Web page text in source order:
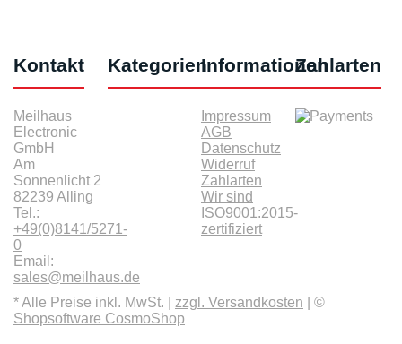
Kontakt
Meilhaus
Electronic
GmbH
Am
Sonnenlicht 2
82239 Alling
Tel.:
+49(0)8141/5271-
0
Email:
sales@meilhaus.de
KategorienInformationen
Impressum
AGB
Datenschutz
Widerruf
Zahlarten
Wir sind
ISO9001:2015-
zertifiziert
Zahlarten
* Alle Preise inkl. MwSt. | zzgl. Versandkosten | ©
Shopsoftware CosmoShop